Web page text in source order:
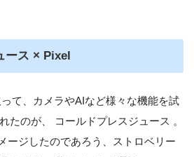
ース × Pixel
て、カメラやAIなど様々な機能を試
たのが、 コールドプレスジュース 。
ージしたのであろう、ストロベリー